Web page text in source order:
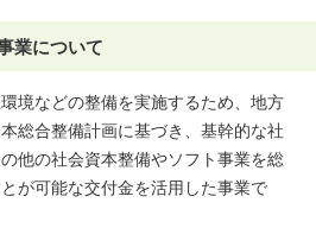
業について
境などの整備を実施するため、地方
総合整備計画に基づき、基幹的な社
他の社会資本整備やソフト事業を総
が可能な交付金を活用した事業で